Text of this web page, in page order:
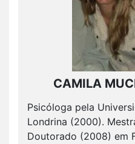
CAMILA
Psicóloga pela
Londrina (2000).
Doutorado (2008) em